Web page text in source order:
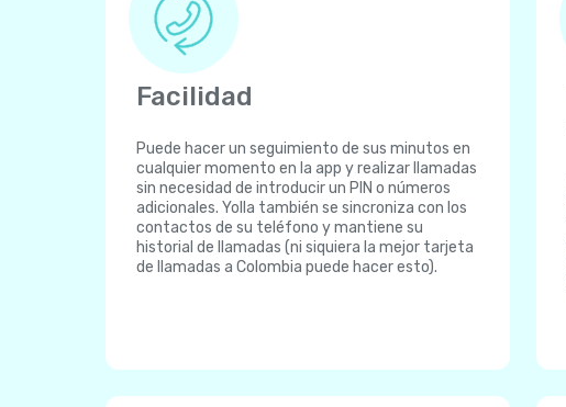
Facilidad
Puede hacer un seguimiento de sus minutos en
cualquier momento en la app y realizar llamadas
sin necesidad de introducir un PIN o números
adicionales. Yolla también se sincroniza con los
contactos de su teléfono y mantiene su
historial de llamadas (ni siquiera la mejor tarjeta
de llamadas a Colombia puede hacer esto).